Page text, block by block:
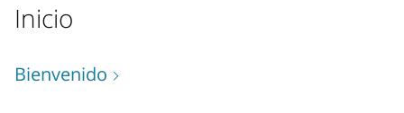
Inicio
Bienvenido